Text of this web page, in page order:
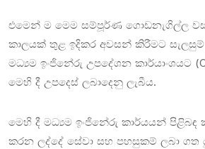
එමෙන් ම මෙම සම්පූර්ණ ගොඩනැගිල්ල
කාලයක් තුළ ඉදිකර අවසන් කිරීමට
මධ්‍යම ඉංජිනේරු උපදේශන කාර්යාංශයට
මෙහි දී උපදෙස් ලබාදෙනු ලැබීය.
මෙහි දී මධ්‍යම ඉංජිනේරු කාර්යයන් පිළිබඳ
කරන ලද්දේ සේවා සහ පහසුකම් ලබා